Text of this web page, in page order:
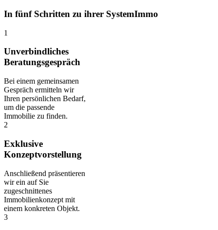
In fünf Schritten zu ihrer SystemImmo
1
Unverbindliches
Beratungsgespräch
Bei einem gemeinsamen
Gespräch ermitteln wir
Ihren persönlichen Bedarf,
um die passende
Immobilie zu finden.
2
Exklusive
Konzeptvorstellung
Anschließend präsentieren
wir ein auf Sie
zugeschnittenes
Immobilienkonzept mit
einem konkreten Objekt.
3